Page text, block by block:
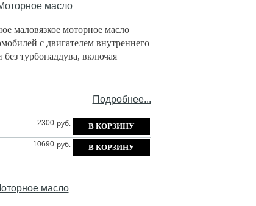
масло
маловязкое моторное масло
с двигателем внутреннего
турбонаддува, включая
Подробнее...
2300 руб.
10690 руб.
масло